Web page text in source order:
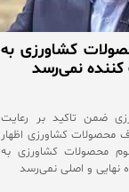
کشاورزی به
نمی‌رسد
ضمن تاکید بر رعایت
محصولات کشاورزی اظهار
محصولات کشاورزی به
و اصلی نمی‌رسد